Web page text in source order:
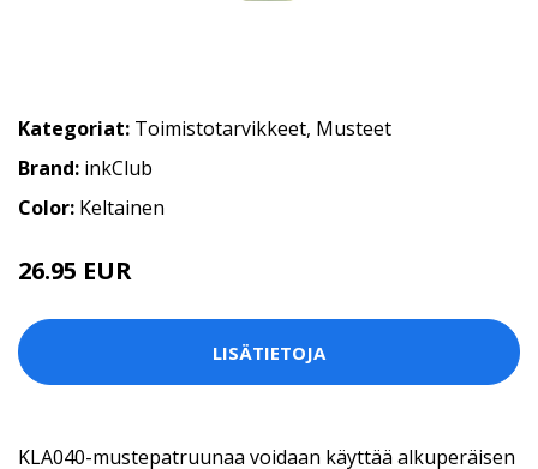
Kategoriat: Toimistotarvikkeet, Musteet
Brand: inkClub
Color: Keltainen
26.95 EUR
LISÄTIETOJA
KLA040-mustepatruunaa voidaan käyttää alkuperäisen